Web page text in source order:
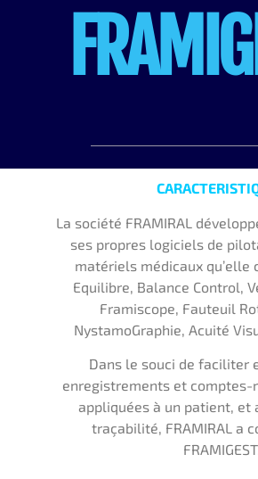
La société FRAMIRAL
ses propres logiciels de
matériels médicaux
Equilibre, Balance Control,
Framiscope, Fauteuil
NystamoGraphie, Acuité
Dans le souci de faciliter
enregistrements et comptes-
appliquées à un patient, et
traçabilité, FRAMIRAL a